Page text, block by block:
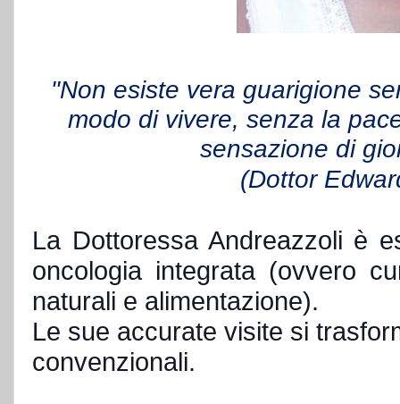
"Non esiste vera guarigione
modo di vivere, senza la
sensazione di
(Dottor
La Dottoressa Andreazzoli è
oncologia integrata (ovvero
naturali e alimentazione).
Le sue accurate visite si
convenzionali.